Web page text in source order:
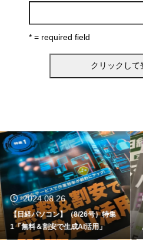
* = required field
2024.06.24
【日経パソコン】（6/24号）【生
成AIで日常が劇的変化 最終回】 A
I時代のアプリケーション／サービ